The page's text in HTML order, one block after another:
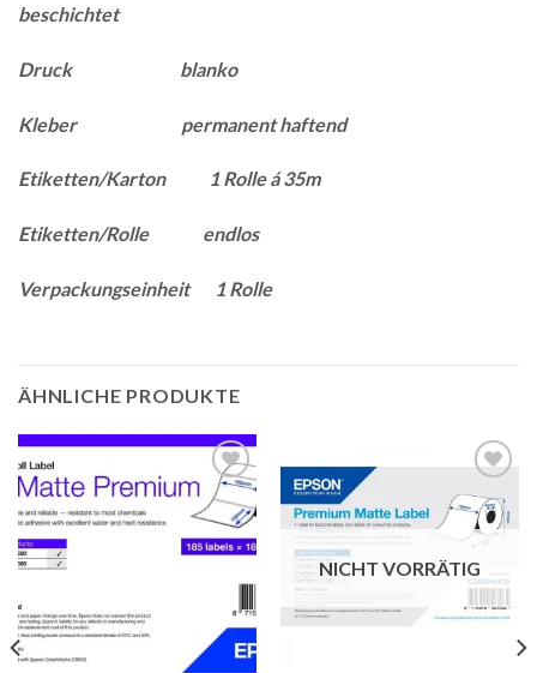
beschichtet
Druck blanko
Kleber permanent haftend
Etiketten/Karton 1 Rolle á 35m
Etiketten/Rolle endlos
Verpackungseinheit 1 Rolle
ÄHNLICHE PRODUKTE
Auf
die
Merkliste
Auf
die
NICHT VORRÄTIG